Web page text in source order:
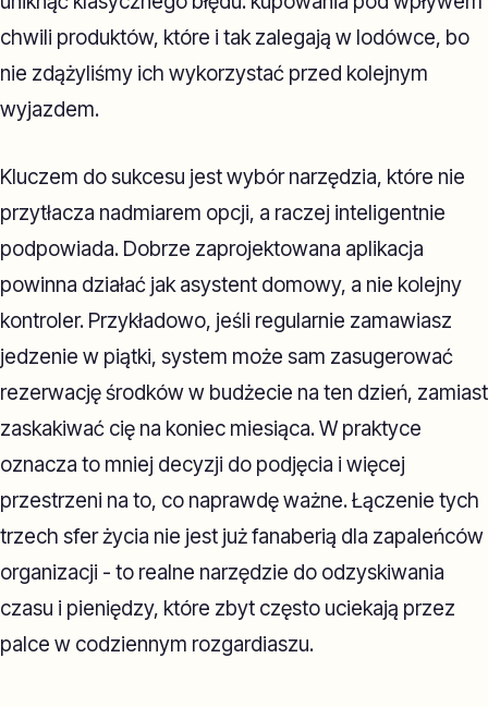
chwili produktów, które i tak zalegają w lodówce, bo
nie zdążyliśmy ich wykorzystać przed kolejnym
wyjazdem.
Kluczem do sukcesu jest wybór narzędzia, które nie
przytłacza nadmiarem opcji, a raczej inteligentnie
podpowiada. Dobrze zaprojektowana aplikacja
powinna działać jak asystent domowy, a nie kolejny
kontroler. Przykładowo, jeśli regularnie zamawiasz
jedzenie w piątki, system może sam zasugerować
rezerwację środków w budżecie na ten dzień, zamiast
zaskakiwać cię na koniec miesiąca. W praktyce
oznacza to mniej decyzji do podjęcia i więcej
przestrzeni na to, co naprawdę ważne. Łączenie tych
trzech sfer życia nie jest już fanaberią dla zapaleńców
organizacji - to realne narzędzie do odzyskiwania
czasu i pieniędzy, które zbyt często uciekają przez
palce w codziennym rozgardiaszu.